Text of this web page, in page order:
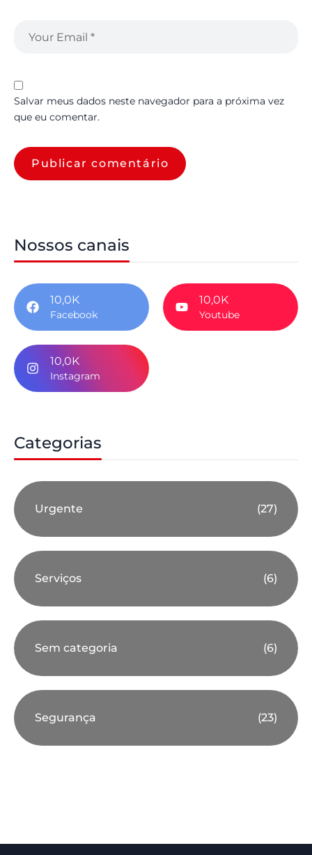
Salvar meus dados neste navegador para a próxima vez
que eu comentar.
Nossos canais
10,0K
Facebook
10,0K
Youtube
10,0K
Instagram
Categorias
Urgente (27)
Serviços (6)
Sem categoria (6)
Segurança (23)